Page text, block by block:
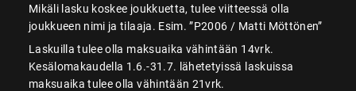
Mikäli lasku koskee joukkuetta, tulee viitteessä olla
joukkueen nimi ja tilaaja. Esim. ”P2006 / Matti Möttönen”
Laskuilla tulee olla maksuaika vähintään 14vrk.
Kesälomakaudella 1.6.-31.7. lähetetyissä laskuissa
maksuaika tulee olla vähintään 21vrk.